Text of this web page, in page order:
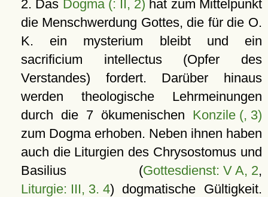
2. Das Dogma (: II, 2) hat zum Mittelpunkt
die Menschwerdung Gottes, die für die O.
K. ein mysterium bleibt und ein
sacrificium intellectus (Opfer des
Verstandes) fordert. Darüber hinaus
werden theologische Lehrmeinungen
durch die 7 ökumenischen Konzile (, 3)
zum Dogma erhoben. Neben ihnen haben
auch die Liturgien des Chrysostomus und
Basilius (Gottesdienst: V A, 2,
Liturgie: III, 3. 4) dogmatische Gültigkeit.